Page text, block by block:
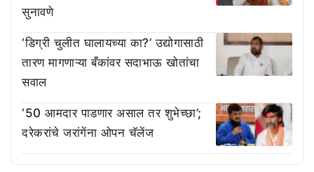
सुनावणे
‘डिग्री चुलीत घालायच्या का?’ उद्योगासाठी
तारण मागणाऱ्या बँकांवर सदाभाऊ खोतांचा
सवाल
‘50 आमदार पाडणार असाल तर शुभेच्छा’;
दरेकरांचे जरांगेंना ओपन चॅलेंज